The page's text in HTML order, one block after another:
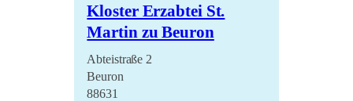
Kloster Erzabtei St.
Martin zu Beuron
Abteistraße 2
Beuron
88631